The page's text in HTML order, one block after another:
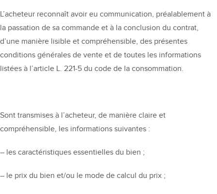
L’acheteur reconnaît avoir eu communication, préalablement à
la passation de sa commande et à la conclusion du contrat,
d’une manière lisible et compréhensible, des présentes
conditions générales de vente et de toutes les informations
listées à l’article L. 221-5 du code de la consommation.
Sont transmises à l’acheteur, de manière claire et
compréhensible, les informations suivantes :
– les caractéristiques essentielles du bien ;
– le prix du bien et/ou le mode de calcul du prix ;